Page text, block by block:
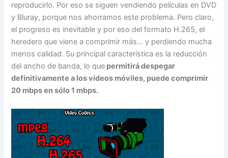
reproducirlo. Por eso se siguen vendiendo películas en DVD
y Bluray, porque nos ahorramos este problema. Pero claro,
el progreso es inevitable y por eso del formato H.265, el
heredero que viene a comprimir más… y perdiendo mucha
menos calidad. Su principal característica es la reducción
del ancho de banda, lo que permitirá despegar
definitivamente a los vídeos móviles, puede comprimir
20 mbps en sólo 1 mbps.